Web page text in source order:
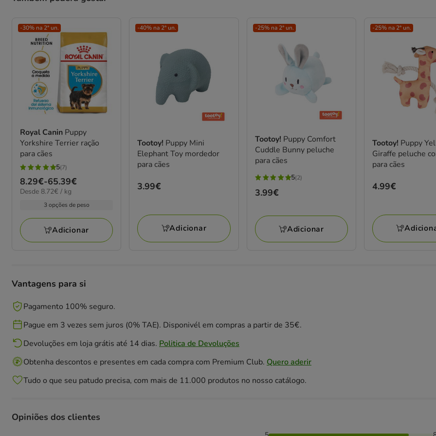
-30% na 2ª un.
Royal Canin Puppy
Yorkshire Terrier ração
para cães
5
estrelas
com
avaliações
5(7)
Preço
de
65.39€
8.29€-65.39€
8.72€
Desde 8.72€ / kg
3 opções de peso
Adicionar
-40% na 2ª un.
Tootoy! Puppy Mini
Elephant Toy mordedor
para cães
Preço
3.99€
Adicionar
-25% na 2ª un.
Tootoy! Puppy Comfort
Cuddle Bunny peluche
para cães
5
estrelas
2
avaliações
5(2)
Preço
3.99€
Adicionar
-25% na 2ª un.
Tootoy! Puppy
Giraffe peluche
para cães
Preço
4.99€
Vantagens para si
Pagamento 100% seguro.
Pague em 3 vezes sem juros (0% TAE). Disponivél em compras a partir de 35€.
Devoluções em loja grátis até 14 dias. Politica de Devoluções
Obtenha descontos e presentes em cada compra com Premium Club. Quero aderir
Tudo o que seu patudo precisa, com mais de 11.000 produtos no nosso catálogo.
Opiniões dos clientes